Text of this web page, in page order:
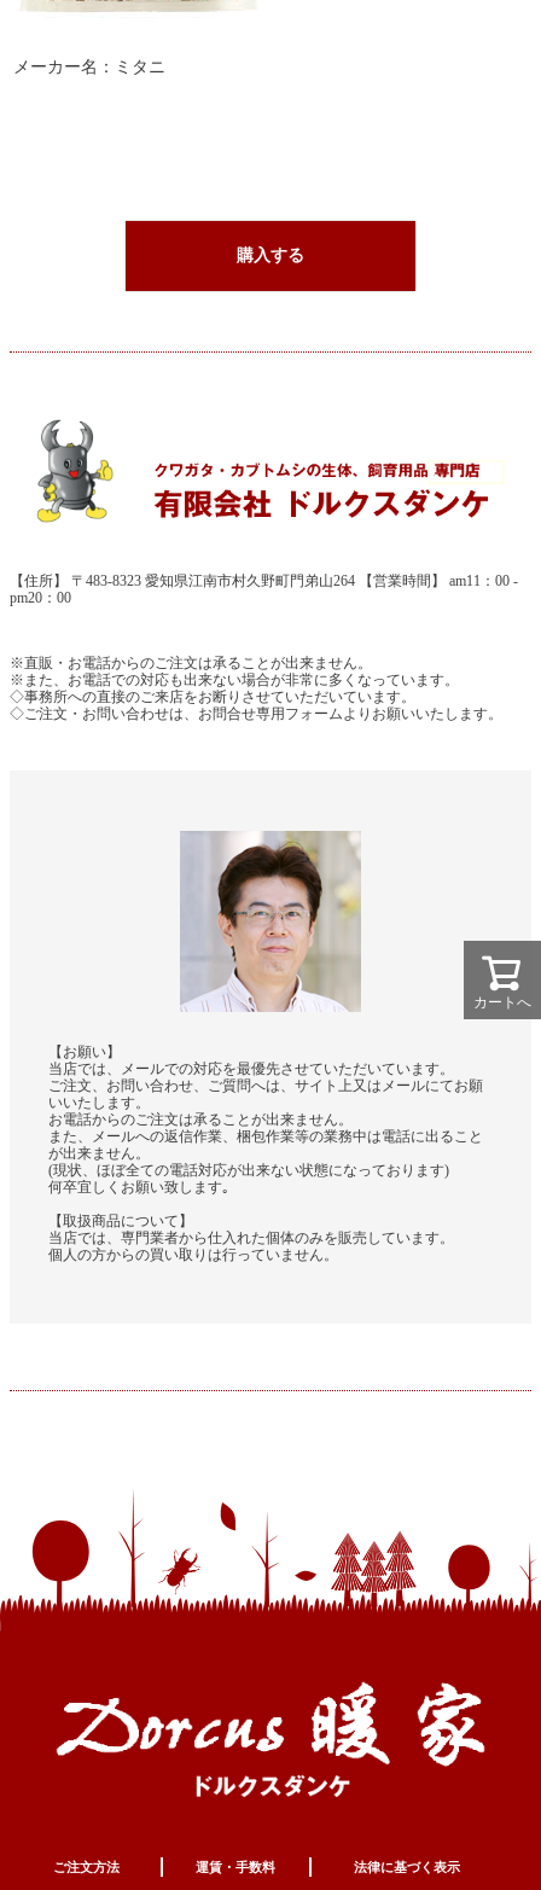
メーカー名：ミタニ
購入する
【住所】 〒483-8323 愛知県江南市村久野町門弟山264 【営業時間】 am11：00 -
pm20：00
※直販・お電話からのご注文は承ることが出来ません。
※また、お電話での対応も出来ない場合が非常に多くなっています。
◇事務所への直接のご来店をお断りさせていただいています。
◇ご注文・お問い合わせは、お問合せ専用フォームよりお願いいたします。
【お願い】
当店では、メールでの対応を最優先させていただいています。
ご注文、お問い合わせ、ご質問へは、サイト上又はメールにてお願
いいたします。
お電話からのご注文は承ることが出来ません。
また、メールへの返信作業、梱包作業等の業務中は電話に出ること
が出来ません。
(現状、ほぼ全ての電話対応が出来ない状態になっております)
何卒宜しくお願い致します｡
【取扱商品について】
当店では、専門業者から仕入れた個体のみを販売しています。
個人の方からの買い取りは行っていません。
ご注文方法 運賃・手数料 法律に基づく表示
カートへ